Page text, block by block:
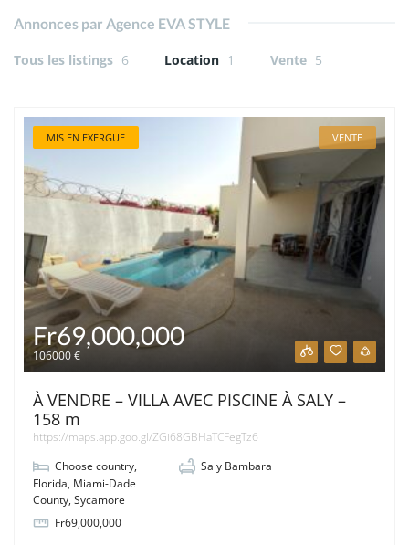
Annonces par Agence EVA STYLE
Tous les listings 6 Location 1 Vente 5
MIS EN EXERGUE VENTE
Fr69,000,000
106000 €
À VENDRE – VILLA AVEC PISCINE À SALY –
158 m
https://maps.app.goo.gl/ZGi68GBHaTCFegTz6
Choose country,
Florida, Miami-Dade
County, Sycamore
Saly Bambara
Fr69,000,000